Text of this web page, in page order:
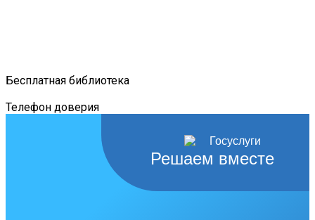
Бесплатная библиотека
Телефон доверия
Решаем вместе